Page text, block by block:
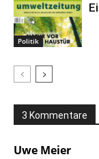
Politik
3 Kommentare
Uwe Meier